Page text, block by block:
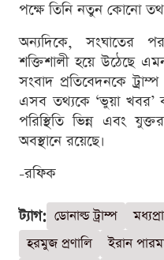
পক্ষে তিনি নতুন কোনো
অন্যদিকে, সংঘাতের
শক্তিশালী হয়ে উঠেছে
সংবাদ প্রতিবেদনকে
এসব তথ্যকে ‘ভুয়া খবর’
পরিস্থিতি ভিন্ন এবং
অবস্থানে রয়েছে।
-রফিক
ট্যাগ: ডোনাল্ড ট্রাম্প
হরমুজ প্রণালি
ইরান